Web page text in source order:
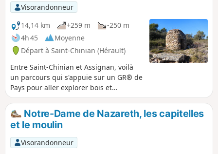
Visorandonneur
14,14 km
+259 m
-250 m
4h 45
Moyenne
Départ à Saint-Chinian (Hérault)
Entre Saint-Chinian et Assignan, voilà
un parcours qui s'appuie sur un GR® de
Pays pour aller explorer bois et
vignobles. La vallée de Combelongue
permettra, au retour, la découverte d'un
"village" de capitelles et d'un moulin à
plâtre, aujourd’hui de type céréalier, qui
date de 1854 et qui servait au début à
moudre le gypse.
Notre-Dame de Nazareth, les capitelles
et le moulin
Visorandonneur